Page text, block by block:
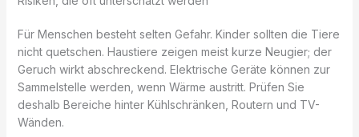
Für Menschen besteht selten Gefahr. Kinder sollten die Tiere
nicht quetschen. Haustiere zeigen meist kurze Neugier; der
Geruch wirkt abschreckend. Elektrische Geräte können zur
Sammelstelle werden, wenn Wärme austritt. Prüfen Sie
deshalb Bereiche hinter Kühlschränken, Routern und TV-
Wänden.